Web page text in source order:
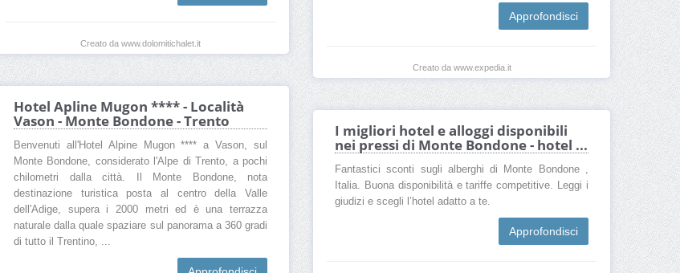
Creato da www.dolomitichalet.it
Approfondisci
Creato da www.expedia.it
Hotel Apline Mugon **** - Località
Vason - Monte Bondone - Trento
Benvenuti all'Hotel Alpine Mugon **** a Vason, sul
Monte Bondone, considerato l'Alpe di Trento, a pochi
chilometri dalla città. Il Monte Bondone, nota
destinazione turistica posta al centro della Valle
dell'Adige, supera i 2000 metri ed è una terrazza
naturale dalla quale spaziare sul panorama a 360 gradi
di tutto il Trentino, ...
I migliori hotel e alloggi disponibili
nei pressi di Monte Bondone - hotel ...
Fantastici sconti sugli alberghi di Monte Bondone ,
Italia. Buona disponibilità e tariffe competitive. Leggi i
giudizi e scegli l’hotel adatto a te.
Approfondisci